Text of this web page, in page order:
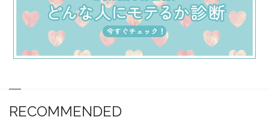
RECOMMENDED